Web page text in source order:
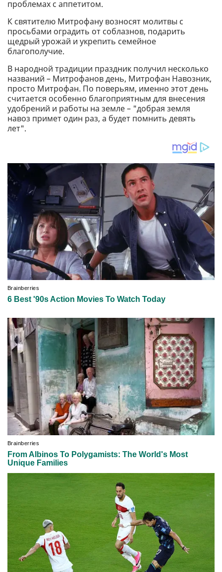
проблемах с аппетитом.
К святителю Митрофану возносят молитвы с
просьбами оградить от соблазнов, подарить
щедрый урожай и укрепить семейное
благополучие.
В народной традиции праздник получил несколько
названий – Митрофанов день, Митрофан Навозник,
просто Митрофан. По поверьям, именно этот день
считается особенно благоприятным для внесения
удобрений и работы на земле – "добрая земля
навоз примет один раз, а будет помнить девять
лет".